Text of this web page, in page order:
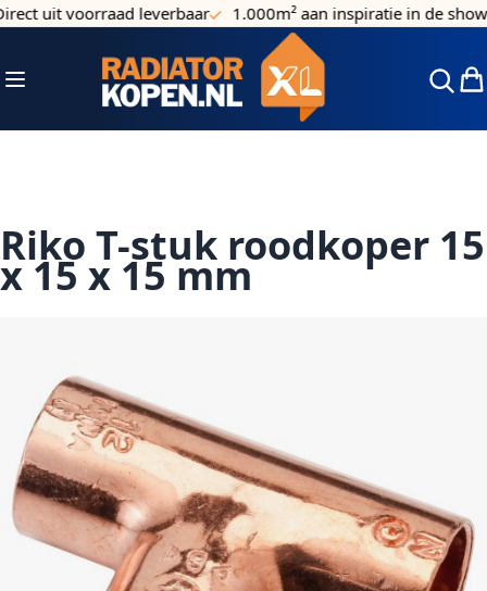
Ga naar de inhoud
uit voorraad leverbaar 1.000m² aan inspiratie in de
Toggle Nav
Riko T-stuk roodkoper 15
x 15 x 15 mm